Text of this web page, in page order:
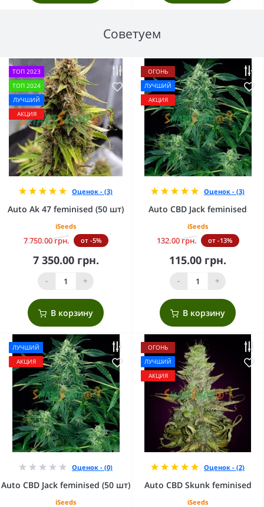
Советуем
ТОП 2023
ТОП 2024
ЛУЧШИЙ
АКЦИЯ
Оценок - (3)
Auto Ak 47 feminised (50 шт)
iSeeds
7 750.00 грн. от -5%
7 350.00 грн.
- +
В корзину
ОГОНЬ
ЛУЧШИЙ
АКЦИЯ
Оценок - (3)
Auto CBD Jack feminised
iSeeds
132.00 грн. от -13%
115.00 грн.
- +
В корзину
ЛУЧШИЙ
АКЦИЯ
Оценок - (0)
Auto CBD Jack feminised (50 шт)
iSeeds
ОГОНЬ
ЛУЧШИЙ
АКЦИЯ
Оценок - (2)
Auto CBD Skunk feminised
iSeeds